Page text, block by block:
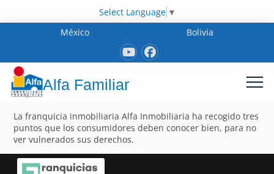
Select Language ▼
México
Bolivia
Alfa Familiar
La franquicia inmobiliaria Alfa Inmobiliaria ha recogido tres
puntos que los consumidores deben conocer bien, para no
ver vulnerados sus derechos.